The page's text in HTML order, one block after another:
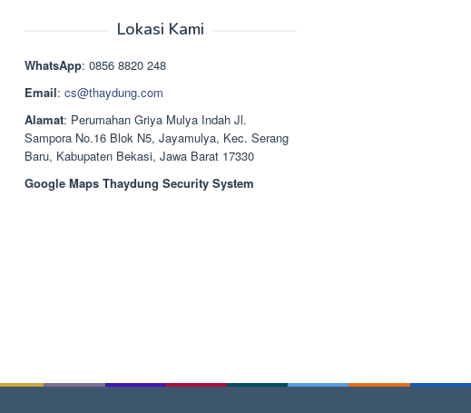
adalah:
ini
Rp1.378.000.
Lokasi Kami
WhatsApp: 0856 8820 248
Email: cs@thaydung.com
Alamat: Perumahan Griya Mulya Indah Jl.
Sampora No.16 Blok N5, Jayamulya, Kec. Serang
Baru, Kabupaten Bekasi, Jawa Barat 17330
Google Maps Thaydung Security System